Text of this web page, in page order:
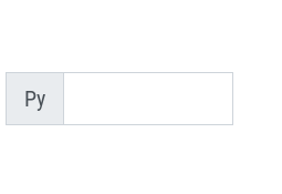
Py
Py